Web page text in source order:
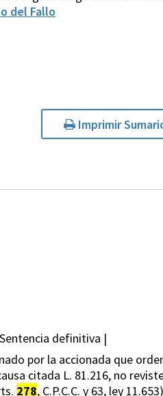
del Fallo
Imprimir
definitiva |
por la accionada que
citada L. 81.216, no
278, C.P.C.C. y 63, ley